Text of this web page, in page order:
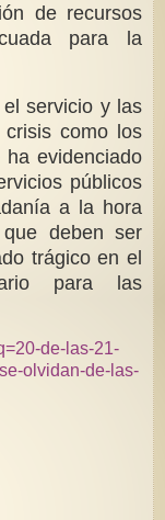
de recursos
para la
servicio y las
como los
evidenciado
públicos
a la hora
deben ser
trágico en el
para las
de-las-21-
olvidan-de-las-